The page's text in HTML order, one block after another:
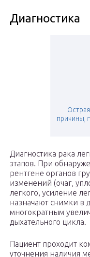
Диагностика
причины,
Диагностика рака
этапов. При
рентгене органов
изменений (очаг,
легкого, усиление
назначают снимки в
многократным
дыхательного цикла.
Пациент проходит
уточнения наличия